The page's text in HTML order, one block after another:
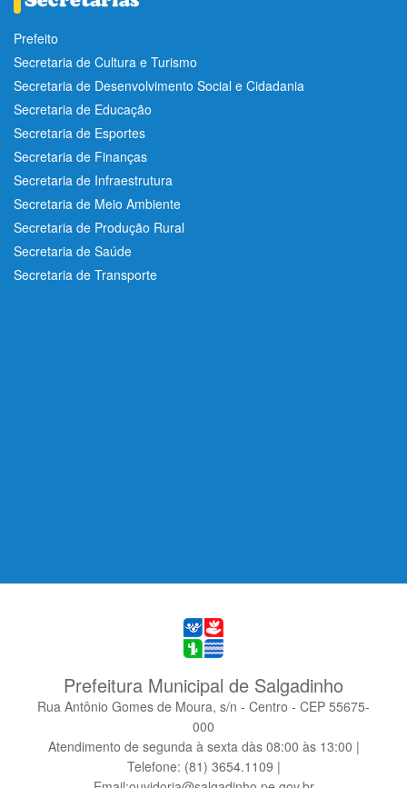
Prefeito
Secretaria de Cultura e Turismo
Secretaria de Desenvolvimento Social e Cidadania
Secretaria de Educação
Secretaria de Esportes
Secretaria de Finanças
Secretaria de Infraestrutura
Secretaria de Meio Ambiente
Secretaria de Produção Rural
Secretaria de Saúde
Secretaria de Transporte
Prefeitura Municipal de Salgadinho
Rua Antônio Gomes de Moura, s/n - Centro - CEP 55675-
000
Atendimento de segunda à sexta dàs 08:00 às 13:00 |
Telefone: (81) 3654.1109 |